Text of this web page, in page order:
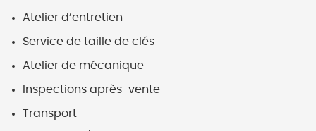
Atelier d’entretien
Service de taille de clés
Atelier de mécanique
Inspections après-vente
Transport